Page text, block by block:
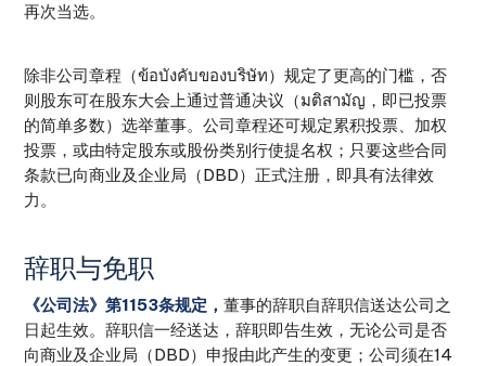
再次当选。
除非公司章程（ข้อบังคับของบริษัท）规定了更高的门槛，否
则股东可在股东大会上通过普通决议（มติสามัญ，即已投票
的简单多数）选举董事。公司章程还可规定累积投票、加权
投票，或由特定股东或股份类别行使提名权；只要这些合同
条款已向商业及企业局（DBD）正式注册，即具有法律效
力。
辞职与免职
《公司法》第1153条规定，董事的辞职自辞职信送达公司之
日起生效。辞职信一经送达，辞职即告生效，无论公司是否
向商业及企业局（DBD）申报由此产生的变更；公司须在14